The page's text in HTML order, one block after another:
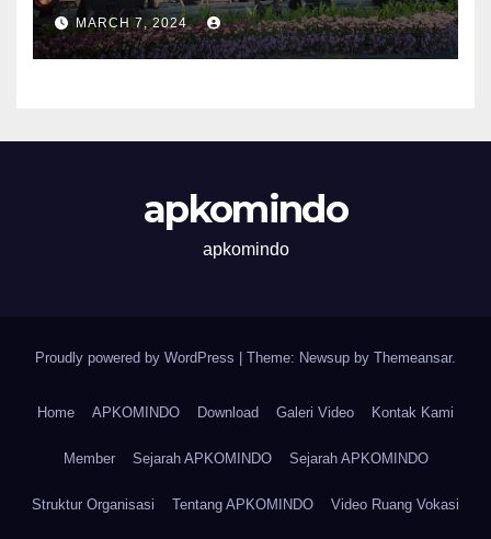
MARCH 7, 2024
apkomindo
apkomindo
Proudly powered by WordPress Theme: Newsup by Themeansar.
Home APKOMINDO Download Galeri Video Kontak Kami
Member Sejarah APKOMINDO Sejarah APKOMINDO
Struktur Organisasi Tentang APKOMINDO Video Ruang Vokasi